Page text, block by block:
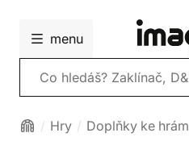
menu
Vyhledávání
Hry Doplňky ke hrám